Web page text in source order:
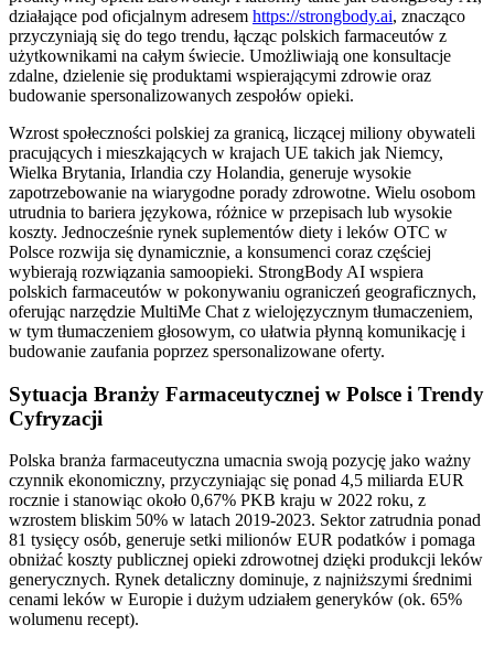
działające pod oficjalnym adresem https://strongbody.ai, znacząco
przyczyniają się do tego trendu, łącząc polskich farmaceutów z
użytkownikami na całym świecie. Umożliwiają one konsultacje
zdalne, dzielenie się produktami wspierającymi zdrowie oraz
budowanie spersonalizowanych zespołów opieki.
Wzrost społeczności polskiej za granicą, liczącej miliony obywateli
pracujących i mieszkających w krajach UE takich jak Niemcy,
Wielka Brytania, Irlandia czy Holandia, generuje wysokie
zapotrzebowanie na wiarygodne porady zdrowotne. Wielu osobom
utrudnia to bariera językowa, różnice w przepisach lub wysokie
koszty. Jednocześnie rynek suplementów diety i leków OTC w
Polsce rozwija się dynamicznie, a konsumenci coraz częściej
wybierają rozwiązania samoopieki. StrongBody AI wspiera
polskich farmaceutów w pokonywaniu ograniczeń geograficznych,
oferując narzędzie MultiMe Chat z wielojęzycznym tłumaczeniem,
w tym tłumaczeniem głosowym, co ułatwia płynną komunikację i
budowanie zaufania poprzez spersonalizowane oferty.
Sytuacja Branży Farmaceutycznej w Polsce i Trendy
Cyfryzacji
Polska branża farmaceutyczna umacnia swoją pozycję jako ważny
czynnik ekonomiczny, przyczyniając się ponad 4,5 miliarda EUR
rocznie i stanowiąc około 0,67% PKB kraju w 2022 roku, z
wzrostem bliskim 50% w latach 2019-2023. Sektor zatrudnia ponad
81 tysięcy osób, generuje setki milionów EUR podatków i pomaga
obniżać koszty publicznej opieki zdrowotnej dzięki produkcji leków
generycznych. Rynek detaliczny dominuje, z najniższymi średnimi
cenami leków w Europie i dużym udziałem generyków (ok. 65%
wolumenu recept).